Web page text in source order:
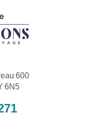
600
6N5